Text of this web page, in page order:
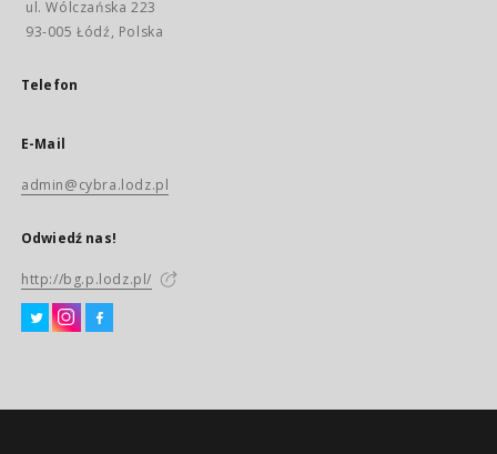
ul. Wólczańska 223
93-005 Łódź, Polska
Telefon
E-Mail
admin@cybra.lodz.pl
Odwiedź nas!
http://bg.p.lodz.pl/